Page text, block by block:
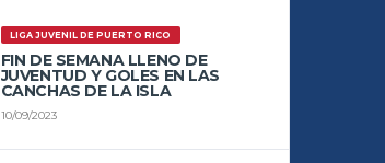
LIGA JUVENIL DE PUERTO RICO
FIN DE SEMANA LLENO DE
JUVENTUD Y GOLES EN LAS
CANCHAS DE LA ISLA
10/09/2023